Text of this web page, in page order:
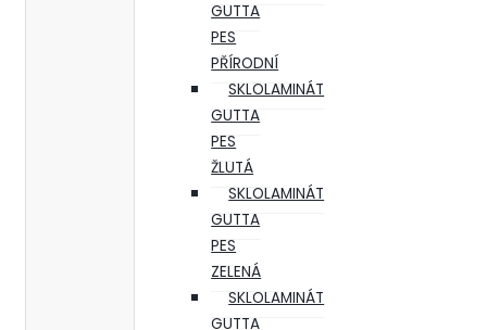
GUTTA
PES
PŘÍRODNÍ
SKLOLAMINÁT
GUTTA
PES
ŽLUTÁ
SKLOLAMINÁT
GUTTA
PES
ZELENÁ
SKLOLAMINÁT
GUTTA